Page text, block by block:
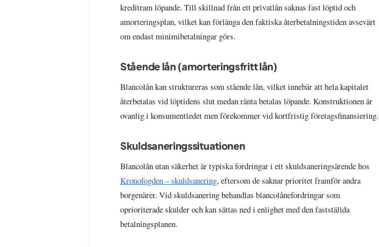
kreditram löpande. Till skillnad från ett privatlån saknas fast löptid och
amorteringsplan, vilket kan förlänga den faktiska återbetalningstiden avsevärt
om endast minimibetalningar görs.
Stående lån (amorteringsfritt lån)
Blancolån kan struktureras som stående lån, vilket innebär att hela kapitalet
återbetalas vid löptidens slut medan ränta betalas löpande. Konstruktionen är
ovanlig i konsumentledet men förekommer vid kortfristig företagsfinansiering.
Skuldsaneringssituationen
Blancolån utan säkerhet är typiska fordringar i ett skuldsaneringsärende hos
Kronofogden – skuldsanering, eftersom de saknar prioritet framför andra
borgenärer. Vid skuldsanering behandlas blancolånefordringar som
oprioriterade skulder och kan sättas ned i enlighet med den fastställda
betalningsplanen.